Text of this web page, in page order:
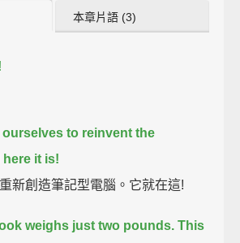
本章片語 (3)
to reinvent the
here it is!
新創造筆記型電腦。它就在這!
weighs just two pounds. This